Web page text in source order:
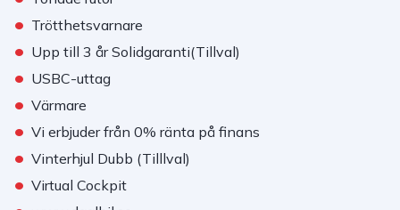
• Trötthetsvarnare
• Upp till 3 år Solidgaranti(Tillval)
• USBC-uttag
• Värmare
• Vi erbjuder från 0% ränta på finans
• Vinterhjul Dubb (Tilllval)
• Virtual Cockpit